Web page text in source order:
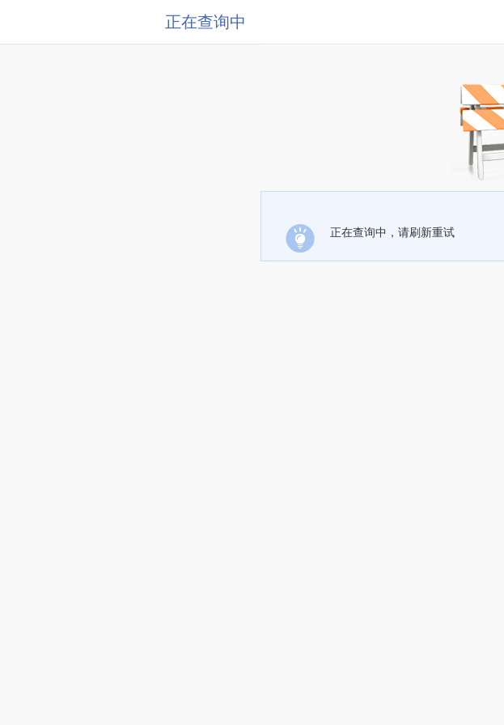
正在查询中
正在查询中，请刷新重试